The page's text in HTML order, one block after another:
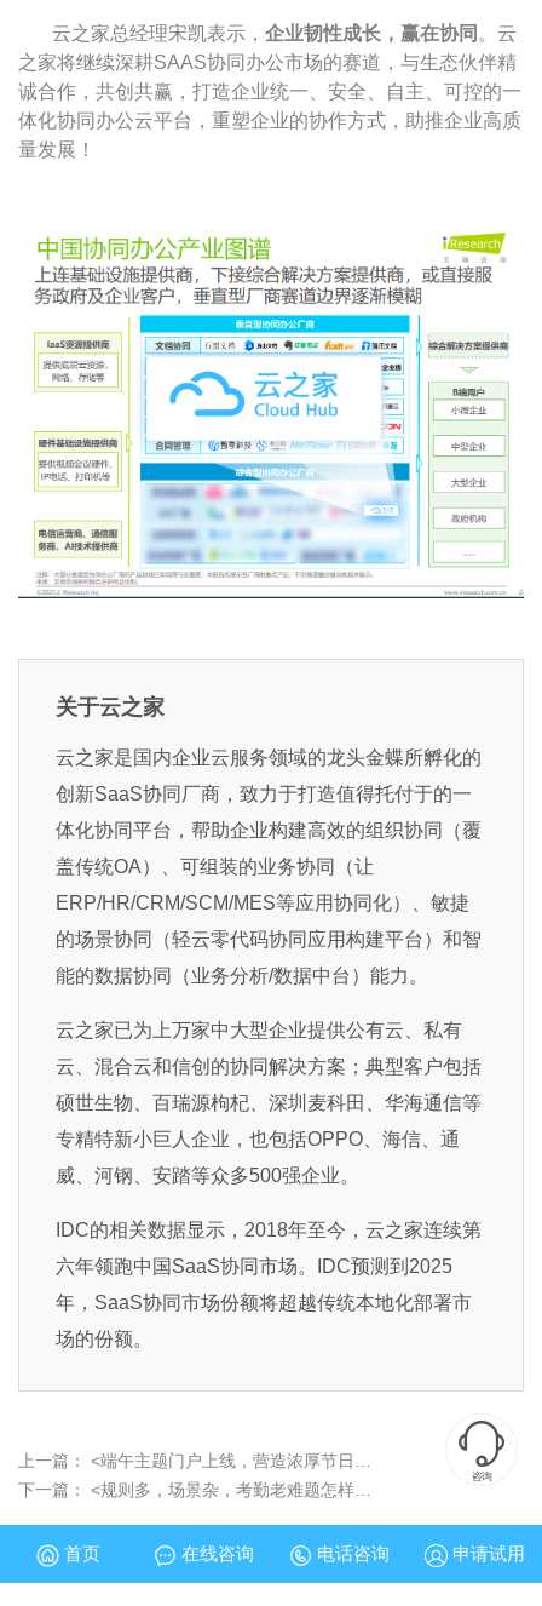
云之家总经理宋凯表示， 企业韧性成长，赢在协同 。云
之家将继续深耕SAAS协同办公市场的赛道，与生态伙伴精
诚合作，共创共赢，打造企业统一、安全、自主、可控的一
体化协同办公云平台，重塑企业的协作方式，助推企业高质
量发展！
关于云之家
云之家是国内企业云服务领域的龙头金蝶所孵化的
创新SaaS协同厂商，致力于打造值得托付于的一
体化协同平台，帮助企业构建高效的组织协同（覆
盖传统OA）、可组装的业务协同（让
ERP/HR/CRM/SCM/MES等应用协同化）、敏捷
的场景协同（轻云零代码协同应用构建平台）和智
能的数据协同（业务分析/数据中台）能力。
云之家已为上万家中大型企业提供公有云、私有
云、混合云和信创的协同解决方案；典型客户包括
硕世生物、百瑞源枸杞、深圳麦科田、华海通信等
专精特新小巨人企业，也包括OPPO、海信、通
威、河钢、安踏等众多500强企业。
IDC的相关数据显示，2018年至今，云之家连续第
六年领跑中国SaaS协同市场。IDC预测到2025
年，SaaS协同市场份额将超越传统本地化部署市
场的份额。
上一篇：
<端午主题门户上线，营造浓厚节日氛围！>
下一篇：
<规则多，场景杂，考勤老难题怎样解决？>

咨询
首页 在线咨询 电话咨询 申请试用